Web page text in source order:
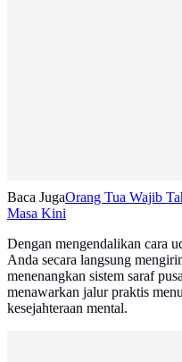
Baca JugaOrang Tua Wajib
Masa Kini
Dengan mengendalikan cara
Anda secara langsung
menenangkan sistem saraf
menawarkan jalur praktis
kesejahteraan mental.